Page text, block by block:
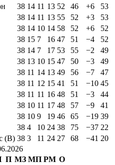
38 14 11 13 52 46 +6
53
38 14 11 13 55 52 +3
53
38 14 10 14 58 52 +6
52
38 15 7 16 47 51 −4
52
38 14 7 17 53 55 −2
49
38 13 10 15 47 50 −3
49
38 11 14 13 49 56 −7
47
38 11 12 15 41 51 −10 45
38 11 11 16 48 51 −3
44
38 10 11 17 48 57 −9
41
38 10 9 19 46 65 −19 39
38 4 10 24 38 75 −37 22
(В) 38 3 11 24 27 68 −41 20
П МЗ МП РМ О